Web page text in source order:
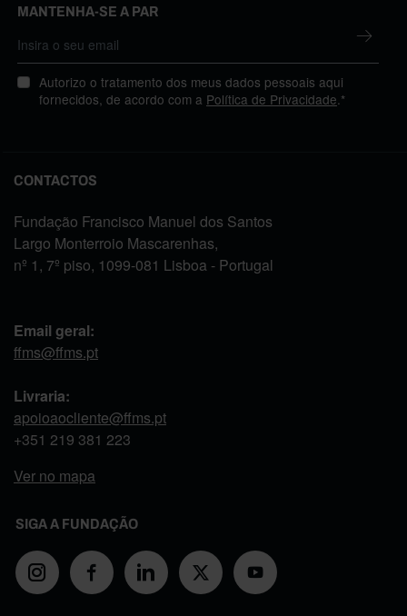
MANTENHA-SE A PAR
Autorizo o tratamento dos meus dados pessoais aqui
fornecidos, de acordo com a Política de Privacidade.*
CONTACTOS
Fundação Francisco Manuel dos Santos
Largo Monterroio Mascarenhas,
nº 1, 7º piso, 1099-081 Lisboa - Portugal
Email geral:
ffms@ffms.pt
Livraria:
apoioaocliente@ffms.pt
+351 219 381 223
Ver no mapa
SIGA A FUNDAÇÃO